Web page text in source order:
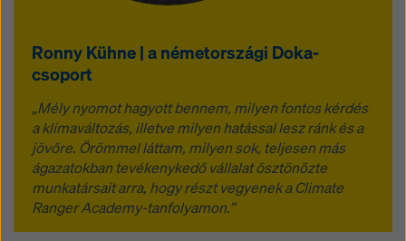
Ronny Kühne | a németországi Doka-
csoport
„Mély nyomot hagyott bennem, milyen fontos kérdés
a klímaváltozás, illetve milyen hatással lesz ránk és a
jövőre. Örömmel láttam, milyen sok, teljesen más
ágazatokban tevékenykedő vállalat ösztönözte
munkatársait arra, hogy részt vegyenek a Climate
Ranger Academy-tanfolyamon.”